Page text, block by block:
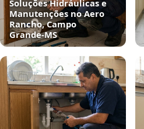
Soluções Hidráulicas e
Manutenções no Aero
Rancho, Campo
Grande‑MS